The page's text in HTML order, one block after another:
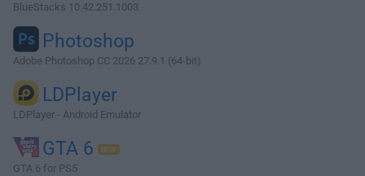
BlueStacks 10.42.251.1003
Photoshop
Adobe Photoshop CC 2026 27.9.1 (64-bit)
LDPlayer
LDPlayer - Android Emulator
GTA 6
GTA 6 for PS5